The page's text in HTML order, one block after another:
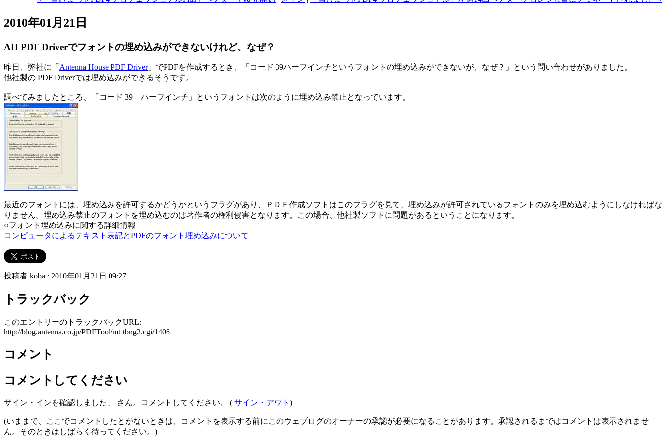
2010年01月21日
AH PDF Driverでフォントの埋め込みができないけれど、なぜ？
昨日、弊社に「 Antenna House PDF Driver」でPDFを作成するとき、「コード 39ハーフインチというフォントの埋め込みができないが、なぜ？」という問い合わせがありました。
他社製の PDF Driverでは埋め込みができるそうです。
調べてみましたところ、「コード 39 ハーフインチ」というフォントは次のように埋め込み禁止となっています。
最近のフォントには、埋め込みを許可するかどうかというフラグがあり、ＰＤＦ作成ソフトはこのフラグを見て、埋め込みが許可されているフォントのみを埋め込むようにしなければな
りません。埋め込み禁止のフォントを埋め込むのは著作者の権利侵害となります。この場合、他社製ソフトに問題があるということになります。
○フォント埋め込みに関する詳細情報
コンピュータによるテキスト表記とPDFのフォント埋め込みについて
投稿者 koba : 2010年01月21日 09:27
トラックバック
このエントリーのトラックバックURL:
http://blog.antenna.co.jp/PDFTool/mt-tbng2.cgi/1406
コメント
コメントしてください
サイン・インを確認しました、 さん。コメントしてください。 ( サイン・アウト )
(いままで、ここでコメントしたとがないときは、コメントを表示する前にこのウェブログのオーナーの承認が必要になることがあります。承認されるまではコメントは表示されませ
ん。そのときはしばらく待ってください。)